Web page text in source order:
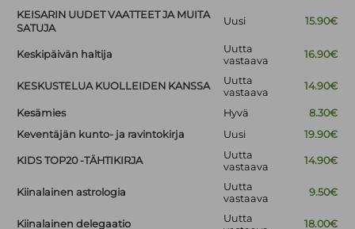
KEISARIN UUDET VAATTEET JA MUITA
SATUJA
Uusi 15.90€
Keskipäivän haltija
Uutta
vastaava
16.90€
KESKUSTELUA KUOLLEIDEN KANSSA
Uutta
vastaava
14.90€
Kesämies Hyvä
8.30€
Keventäjän kunto- ja ravintokirja
Uusi 19.90€
KIDS TOP20 -TÄHTIKIRJA
Uutta
vastaava
14.90€
Kiinalainen astrologia
Uutta
vastaava
9.50€
Kiinalainen delegaatio
Uutta
18.00€